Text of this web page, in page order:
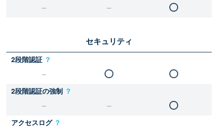
セキュリティ
2段階認証 ？
2段階認証の強制 ？
アクセスログ ？